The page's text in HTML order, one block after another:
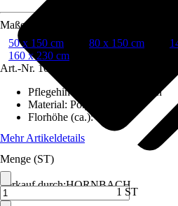
Verkauf durch:HORNBACH
Maße (BxL)
50 x 150 cm
80 x 150 cm
160 x 230 cm
Art.-Nr. 10545886
Pflegehinweis
Nicht waschen
Material: Polyester (PES)
Florhöhe (ca.):
Mehr Artikeldetails
Menge (ST)
1 ST